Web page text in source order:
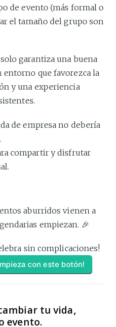
de evento (más formal o
el tamaño del grupo son
garantiza una buena
que favorezca la
y una experiencia
de empresa no debería
compartir y disfrutar
aburridos vienen a
empiezan. 🎉
sin complicaciones!
con este botón!
tu vida,
evento.